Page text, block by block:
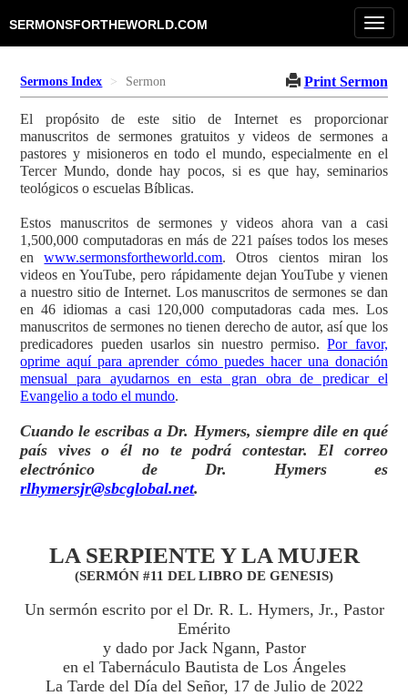
SERMONSFORTHEWORLD.COM
Sermons Index Sermon Print Sermon
El propósito de este sitio de Internet es proporcionar
manuscritos de sermones gratuitos y videos de sermones a
pastores y misioneros en todo el mundo, especialmente en el
Tercer Mundo, donde hay pocos, si es que hay, seminarios
teológicos o escuelas Bíblicas.
Estos manuscritos de sermones y videos ahora van a casi
1,500,000 computadoras en más de 221 países todos los meses
enwww.sermonsfortheworld.com. Otros cientos miran los
videos en YouTube, pero rápidamente dejan YouTube y vienen
a nuestro sitio de Internet. Los manuscritos de sermones se dan
en 46 idiomas a casi 120,000 computadoras cada mes. Los
manuscritos de sermones no tienen derecho de autor, así que los
predicadores pueden usarlos sin nuestro permiso.Por favor,
oprime aquí para aprender cómo puedes hacer una donación
mensual para ayudarnos en esta gran obra de predicar el
Evangelio a todo el mundo.
Cuando le escribas a Dr. Hymers, siempre dile en qué
país vives o él no te podrá contestar. El correo
electrónico de Dr. Hymers es
rlhymersjr@sbcglobal.net.
LA SERPIENTE Y LA MUJER
(SERMÓN #11 DEL LIBRO DE GENESIS)
Un sermón escrito por el Dr. R. L. Hymers, Jr., Pastor
Emérito
y dado por Jack Ngann, Pastor
en el Tabernáculo Bautista de Los Ángeles
La Tarde del Día del Señor, 17 de Julio de 2022